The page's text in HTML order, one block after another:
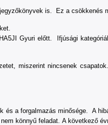
is. Ez a csökkenés
Gyuri előtt. Ifjúsági
miszerint nincsenek
és a forgalmazás minősége. A
könnyű feladat. A következő